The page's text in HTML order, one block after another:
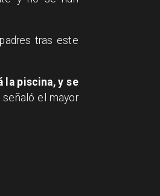
tras este
la piscina, y se
señaló el mayor